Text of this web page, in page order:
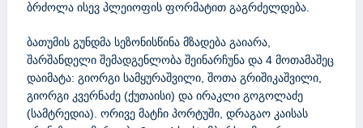
ბრძოლა ისევ პლეიოფის ფორმატით გაგრძელდება.
ბათუმის გუნდმა სეზონისწინა მზადება გაიარა,
შარშანდელი შემადგენლობა შეინარჩუნა და 4 მოთამაშეც
დაიმატა: გიორგი სამყურაშვილი, შოთა გრიშიკაშვილი,
გიორგი კვერნაძე (ქუთაისი) და ირაკლი გოგოლაძე
(სამტრედია). ორივე მატჩი პორტუში, დრაგაო კაისას